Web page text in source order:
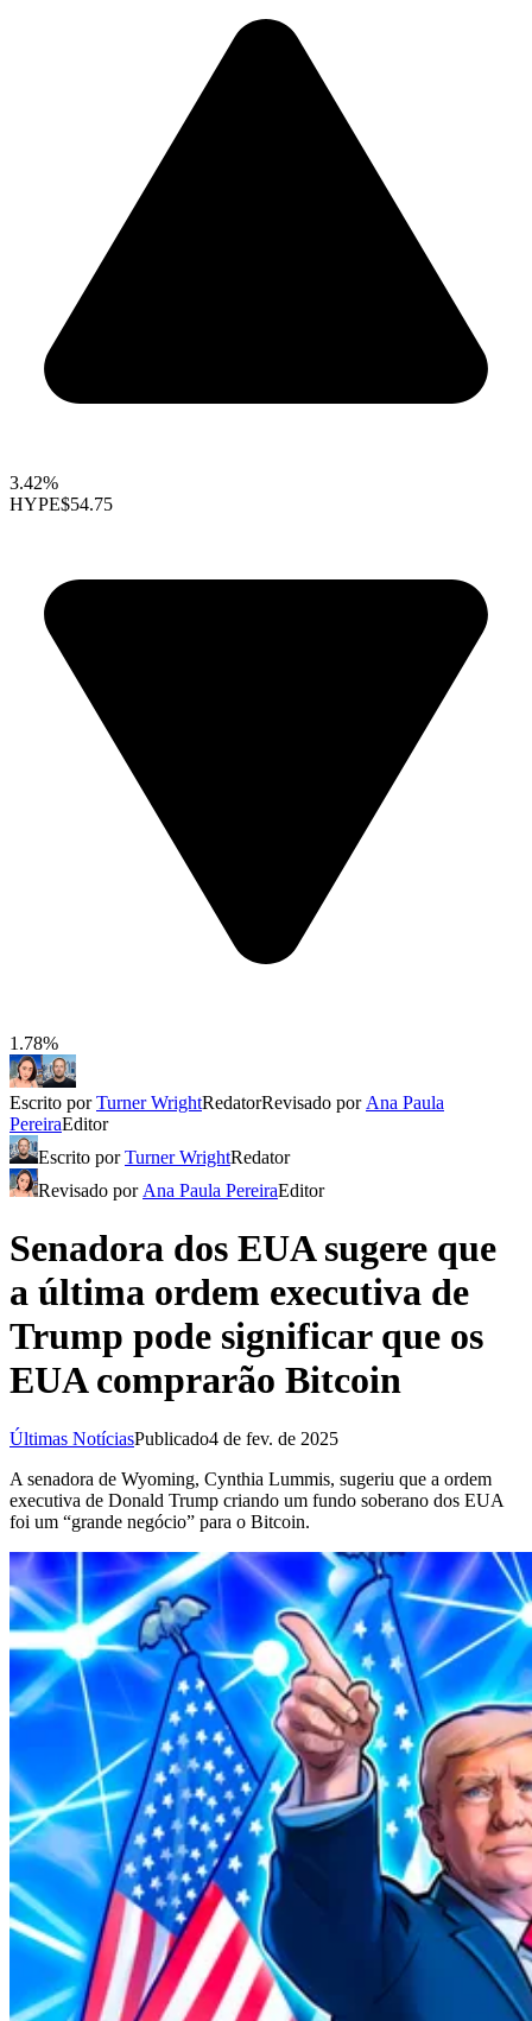
3.42%
HYPE$54.75
1.78%
Escrito porTurner WrightRedatorRevisado por Ana Paula
PereiraEditor
Escrito porTurner WrightRedator
Revisado por Ana Paula PereiraEditor
Senadora dos EUA sugere que
a última ordem executiva de
Trump pode significar que os
EUA comprarão Bitcoin
Últimas NotíciasPublicado4 de fev. de 2025
A senadora de Wyoming, Cynthia Lummis, sugeriu que a ordem
executiva de Donald Trump criando um fundo soberano dos EUA
foi um “grande negócio” para o Bitcoin.